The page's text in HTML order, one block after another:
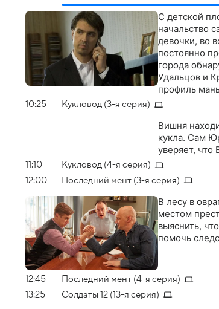
С детской
начальство
девочки, во
постоянно
города
Удальцов и
профиль
10:25 Кукловод (3-я серия)
Вишня
кукла. Сам
уверяет,
11:10
Кукловод (4-я серия)
12:00
Последний мент (3-я серия)
В лесу в
местом
выяснить,
помочь
12:45
Последний мент (4-я серия)
13:25
Солдаты 12 (13-я серия)